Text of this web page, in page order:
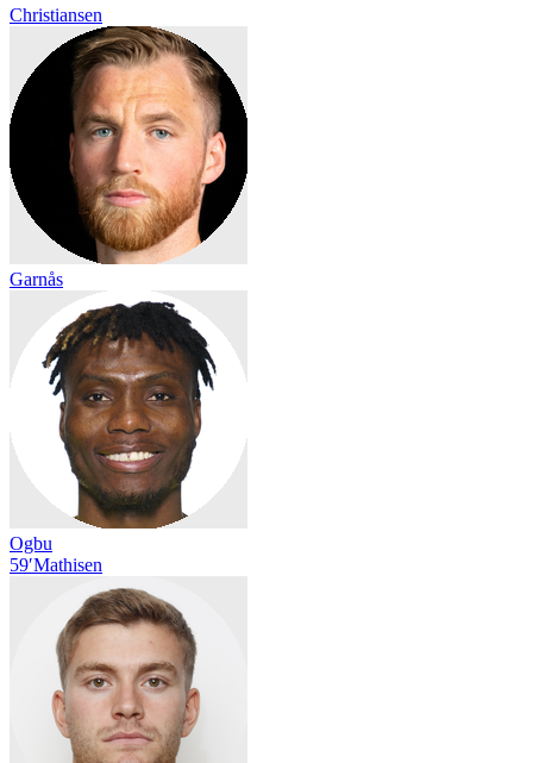
Christiansen
Garnås
Ogbu
59′Mathisen